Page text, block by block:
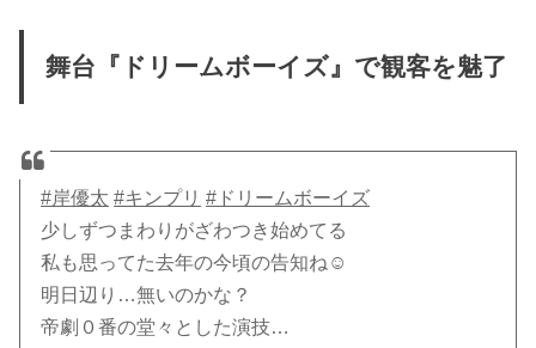
舞台『ドリームボーイズ』で観客を魅了
#岸優太 #キンプリ #ドリームボーイズ
少しずつまわりがざわつき始めてる
私も思ってた去年の今頃の告知ね☺️
明日辺り…無いのかな？
帝劇０番の堂々とした演技…